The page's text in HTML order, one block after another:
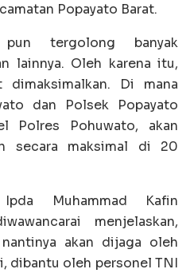
Popayato Barat.
tergolong banyak
lainnya. Oleh karena itu,
dimaksimalkan. Di mana
dan Polsek Popayato
Polres Pohuwato, akan
secara maksimal di 20
Muhammad Kafin
menjelaskan,
akan dijaga oleh
dibantu oleh personel TNI